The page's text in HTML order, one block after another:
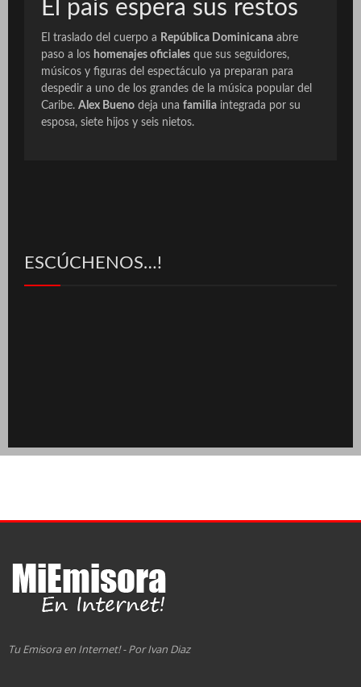
El país espera sus restos
El traslado del cuerpo a República Dominicana abre
paso a los homenajes oficiales que sus seguidores,
músicos y figuras del espectáculo ya preparan para
despedir a uno de los grandes de la música popular del
Caribe. Alex Bueno deja una familia integrada por su
esposa, siete hijos y seis nietos.
ESCÚCHENOS…!
Tu Emisora en Internet! - Por Ivan Diaz